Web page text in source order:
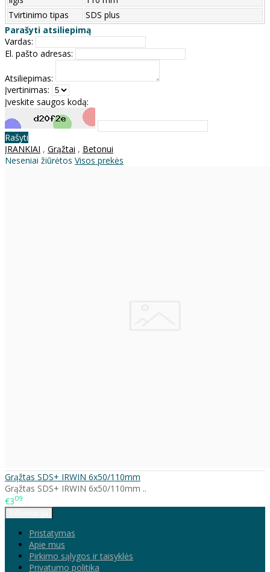
Tvirtinimo tipas
SDS plus
Parašyti atsiliepimą
Vardas:
El. pašto adresas:
Atsiliepimas:
Įvertinimas:
Įveskite saugos kodą:
Rašyti
ĮRANKIAI , Grąžtai , Betonui
Neseniai žiūrėtos Visos prekės
Grąžtas SDS+ IRWIN 6x50/110mm
Grąžtas SDS+ IRWIN 6x50/110mm ..
€309
Pristatymas
Apie mus
Pirkimo sąlygos ir taisyklės
Privatumo politika